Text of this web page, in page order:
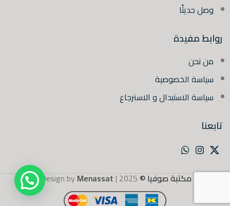
وصل حديثًا
روابط مفيدة
من نحن
سياسة الخصوصية
سياسة الاستبدال و الاسترجاع
تابعنا
مكتبة صوفيا © 2025 | Design by
Menassat
. 💬 هل تحتاج مساعدة؟